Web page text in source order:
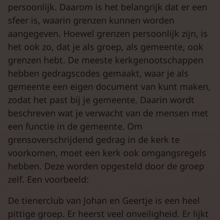
persoonlijk. Daarom is het belangrijk dat er een
sfeer is, waarin grenzen kunnen worden
aangegeven. Hoewel grenzen persoonlijk zijn, is
het ook zo, dat je als groep, als gemeente, ook
grenzen hebt. De meeste kerkgenootschappen
hebben gedragscodes gemaakt, waar je als
gemeente een eigen document van kunt maken,
zodat het past bij je gemeente. Daarin wordt
beschreven wat je verwacht van de mensen met
een functie in de gemeente. Om
grensoverschrijdend gedrag in de kerk te
voorkomen, moet een kerk ook omgangsregels
hebben. Deze worden opgesteld door de groep
zelf. Een voorbeeld:
De tienerclub van Johan en Geertje is een heel
pittige groep. Er heerst veel onveiligheid. Er lijkt